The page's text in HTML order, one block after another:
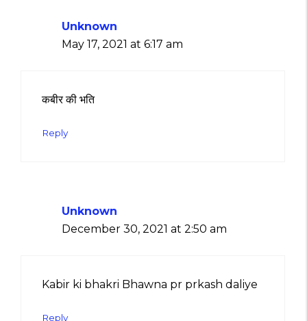
Unknown
May 17, 2021 at 6:17 am
कबीर की भति
Reply
Unknown
December 30, 2021 at 2:50 am
Kabir ki bhakri Bhawna pr prkash daliye
Reply